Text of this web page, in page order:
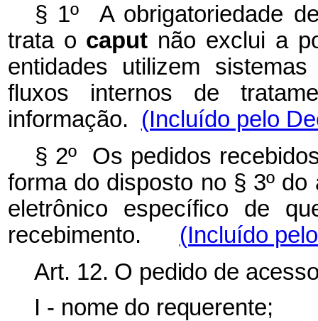
§ 1º A obrigatoriedade
trata o caput não exclui a
entidades utilizem
fluxos internos de
informação. (Incluído pelo
§ 2º Os pedidos
forma do disposto no § 3º
eletrônico específico de
recebimento. (Incluído
Art. 12. O pedido de
I - nome do requerente;